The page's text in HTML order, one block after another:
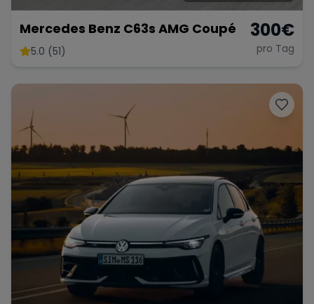
Mercedes Benz C63s AMG Coupé
5.0 (51)
300€
pro Tag